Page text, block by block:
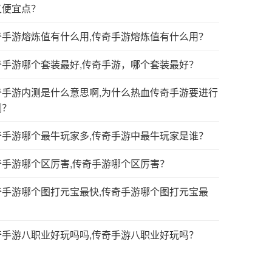
宜点？
游熔炼值有什么用,传奇手游熔炼值有什么用？
游哪个套装最好,传奇手游，哪个套装最好？
游内测是什么意思啊,为什么热血传奇手游要进行
游哪个最牛玩家多,传奇手游中最牛玩家是谁？
游哪个区厉害,传奇手游哪个区厉害？
游哪个图打元宝最快,传奇手游哪个图打元宝最
游八职业好玩吗吗,传奇手游八职业好玩吗？